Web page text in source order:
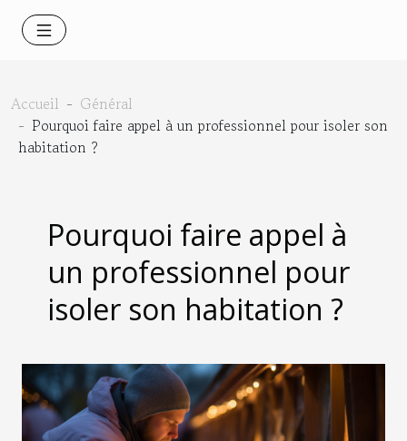
Accueil
Général
Pourquoi faire appel à un professionnel pour isoler son
habitation ?
Pourquoi faire appel à
un professionnel pour
isoler son habitation ?